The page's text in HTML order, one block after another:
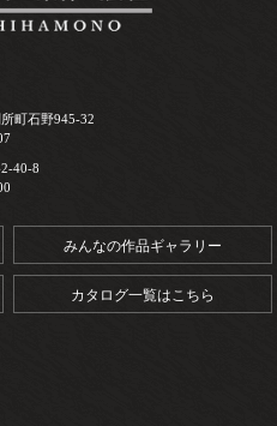
町石野945-32
40-8
みんなの作品ギャラリー
カタログ一覧はこちら